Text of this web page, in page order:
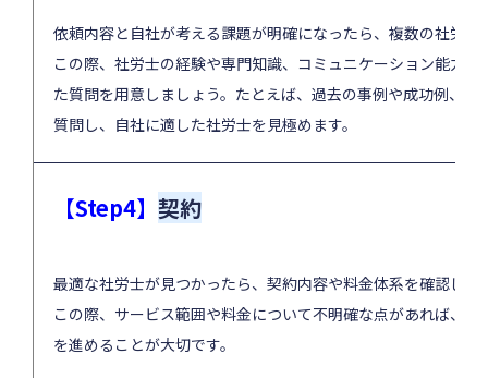
依頼内容と自社が考える課題が明確になったら、複数の社労士
この際、社労士の経験や専門知識、コミュニケーション能力
た質問を用意しましょう。たとえば、過去の事例や成功例、
質問し、自社に適した社労士を見極めます。
【Step4】 契約
最適な社労士が見つかったら、契約内容や料金体系を確認し、
この際、サービス範囲や料金について不明確な点があれば、
を進めることが大切です。